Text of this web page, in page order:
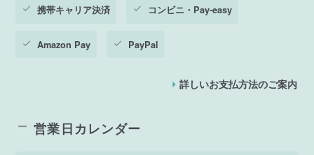
携帯キャリア決済 コンビニ・Pay-easy
Amazon Pay PayPal
詳しいお支払方法のご案内
営業日カレンダー